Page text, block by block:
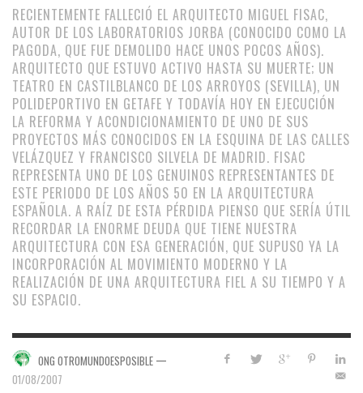
RECIENTEMENTE FALLECIÓ EL ARQUITECTO MIGUEL FISAC,
AUTOR DE LOS LABORATORIOS JORBA (CONOCIDO COMO LA
PAGODA, QUE FUE DEMOLIDO HACE UNOS POCOS AÑOS).
ARQUITECTO QUE ESTUVO ACTIVO HASTA SU MUERTE; UN
TEATRO EN CASTILBLANCO DE LOS ARROYOS (SEVILLA), UN
POLIDEPORTIVO EN GETAFE Y TODAVÍA HOY EN EJECUCIÓN
LA REFORMA Y ACONDICIONAMIENTO DE UNO DE SUS
PROYECTOS MÁS CONOCIDOS EN LA ESQUINA DE LAS CALLES
VELÁZQUEZ Y FRANCISCO SILVELA DE MADRID. FISAC
REPRESENTA UNO DE LOS GENUINOS REPRESENTANTES DE
ESTE PERIODO DE LOS AÑOS 50 EN LA ARQUITECTURA
ESPAÑOLA. A RAÍZ DE ESTA PÉRDIDA PIENSO QUE SERÍA ÚTIL
RECORDAR LA ENORME DEUDA QUE TIENE NUESTRA
ARQUITECTURA CON ESA GENERACIÓN, QUE SUPUSO YA LA
INCORPORACIÓN AL MOVIMIENTO MODERNO Y LA
REALIZACIÓN DE UNA ARQUITECTURA FIEL A SU TIEMPO Y A
SU ESPACIO.
ONG OTROMUNDOESPOSIBLE —
01/08/2007